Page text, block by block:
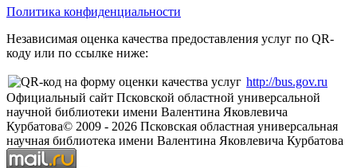
Политика конфиденциальности
Независимая оценка качества предоставления услуг по QR-
коду или по ссылке ниже:
http://bus.gov.ru
Официальный сайт Псковской областной универсальной
научной библиотеки имени Валентина Яковлевича
Курбатова© 2009 - 2026 Псковская областная универсальная
научная библиотека имени Валентина Яковлевича Курбатова